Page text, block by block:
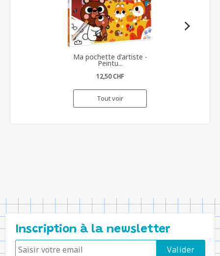
Ma pochette d'artiste -
Peintu...
12,50 CHF
Tout voir
Inscription à la newsletter